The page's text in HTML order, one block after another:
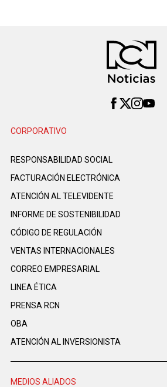
CORPORATIVO
RESPONSABILIDAD SOCIAL
FACTURACIÓN ELECTRÓNICA
ATENCIÓN AL TELEVIDENTE
INFORME DE SOSTENIBILIDAD
CÓDIGO DE REGULACIÓN
VENTAS INTERNACIONALES
CORREO EMPRESARIAL
LINEA ÉTICA
PRENSA RCN
OBA
ATENCIÓN AL INVERSIONISTA
MEDIOS ALIADOS